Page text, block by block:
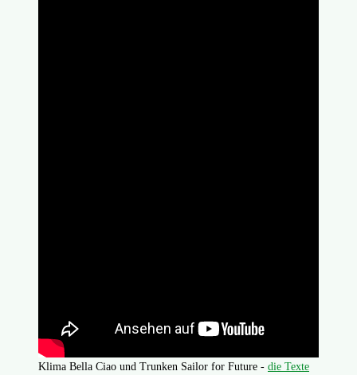
Klima Bella Ciao und Trunken Sailor for Future - die Texte